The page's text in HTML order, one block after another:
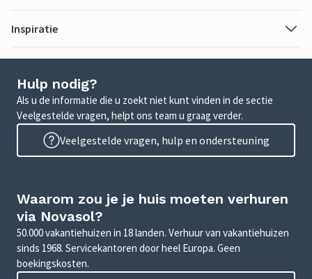
Inspiratie
Hulp nodig?
Als u de informatie die u zoekt niet kunt vinden in de sectie
Veelgestelde vragen, helpt ons team u graag verder.
Veelgestelde vragen, hulp en ondersteuning
Waarom zou je je huis moeten verhuren
via Novasol?
50.000 vakantiehuizen in 18 landen. Verhuur van vakantiehuizen
sinds 1968. Servicekantoren door heel Europa. Geen
boekingskosten.